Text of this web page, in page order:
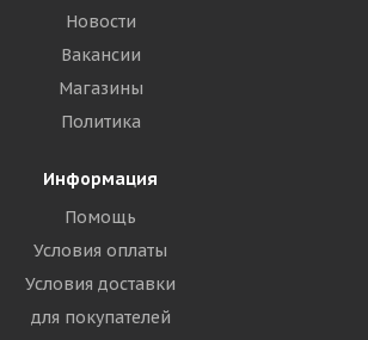
Новости
Вакансии
Магазины
Политика
Информация
Помощь
Условия оплаты
Условия доставки
для покупателей